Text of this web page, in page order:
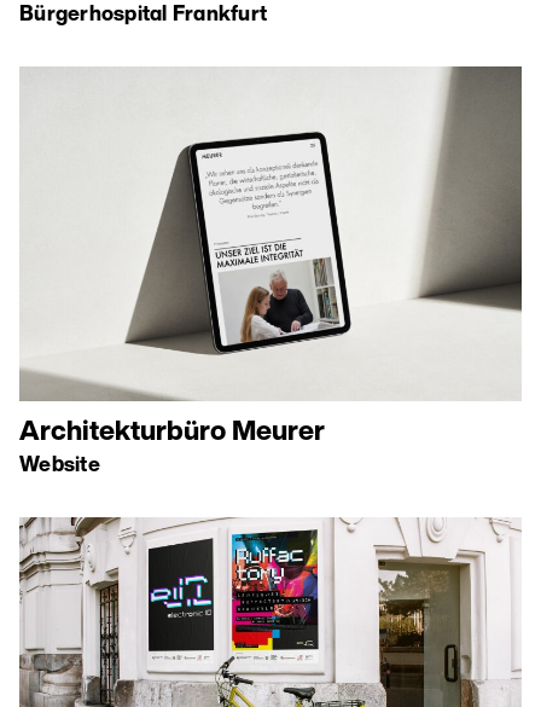
Bürgerhospital Frankfurt
Architekturbüro Meurer
Website